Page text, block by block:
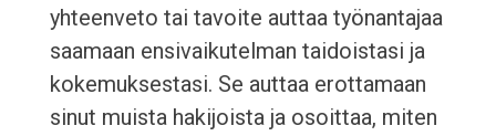
yhteenveto tai tavoite auttaa työnantajaa
saamaan ensivaikutelman taidoistasi ja
kokemuksestasi. Se auttaa erottamaan
sinut muista hakijoista ja osoittaa, miten